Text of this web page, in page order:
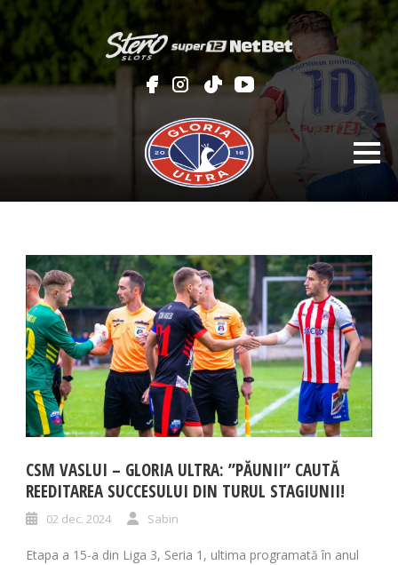
CSM VASLUI – GLORIA ULTRA: ”PĂUNII” CAUTĂ
REEDITAREA SUCCESULUI DIN TURUL STAGIUNII!
02 dec. 2024 Sabin
Etapa a 15-a din Liga 3, Seria 1, ultima programată în anul